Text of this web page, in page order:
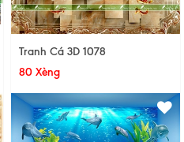
Tranh Cá 3D 1078
80 Xèng